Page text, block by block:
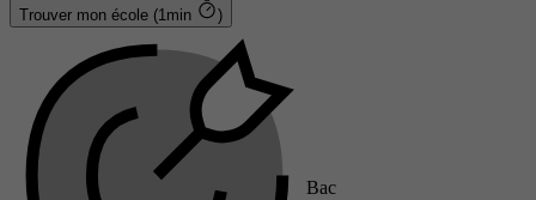
Trouver mon école (1min )
Bac